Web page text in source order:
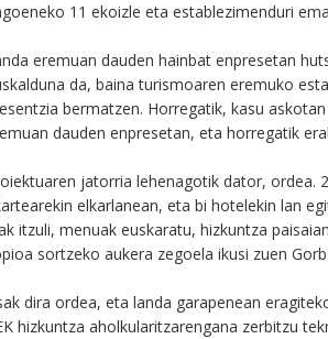
11 ekoizle eta establezimenduri
eremuan dauden hainbat enpresetan
da, baina turismoaren eremuko
bermatzen. Horregatik, kasu
dauden enpresetan, eta horregatik
jatorria lehenagotik dator, ordea.
elkarlanean, eta bi hotelekin lan
itzuli, menuak euskaratu, hizkuntza
sortzeko aukera zegoela ikusi zuen
dira ordea, eta landa garapenean
hizkuntza aholkularitzarengana zerbitzu